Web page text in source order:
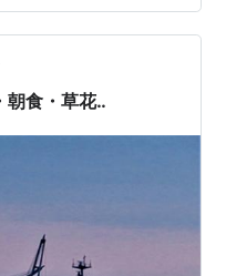
しの強さが分かりま
なりそうです。
朝食・草花‥